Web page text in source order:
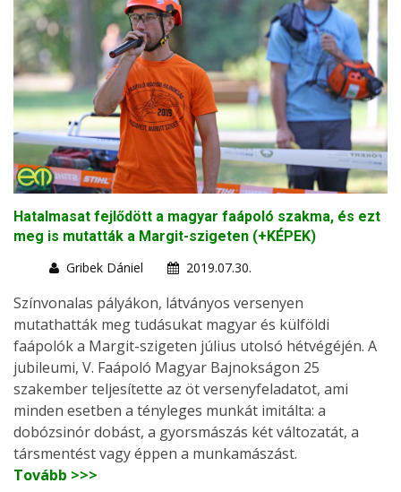
Hatalmasat fejlődött a magyar faápoló szakma, és ezt
meg is mutatták a Margit-szigeten (+KÉPEK)
Gribek Dániel
2019.07.30.
Színvonalas pályákon, látványos versenyen
mutathatták meg tudásukat magyar és külföldi
faápolók a Margit-szigeten július utolsó hétvégéjén. A
jubileumi, V. Faápoló Magyar Bajnokságon 25
szakember teljesítette az öt versenyfeladatot, ami
minden esetben a tényleges munkát imitálta: a
dobózsinór dobást, a gyorsmászás két változatát, a
társmentést vagy éppen a munkamászást.
Tovább >>>